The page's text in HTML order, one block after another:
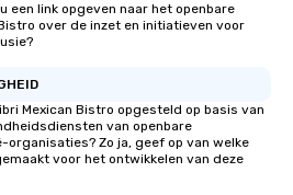
een link opgeven naar het openbare
over de inzet en initiatieven voor
Mexican Bistro opgesteld op basis van
van openbare
Zo ja, geef op van welke
voor het ontwikkelen van deze